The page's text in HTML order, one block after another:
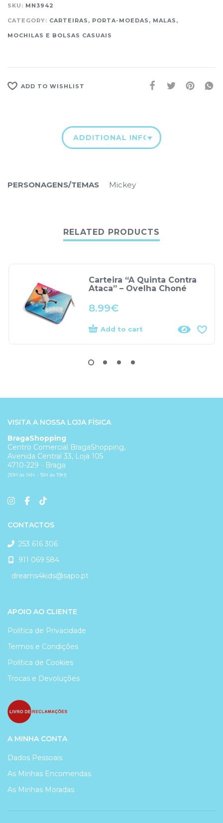
SKU: MN3942
CATEGORY: CARTEIRAS, PORTA-MOEDAS, MALAS,
MOCHILAS E BOLSAS CASUAIS
ADD TO WISHLIST
ADDITIONAL INFORMATION
PERSONAGENS/TEMAS Mickey
RELATED PRODUCTS
Carteira “A Quinta Contra
Ataca” – Ovelha Choné
8.99€
Add to cart
VISITA A NOSSA LOJA FÍSICA
BragaShopping
Centro Comercial BragaShopping,
Avenida Central 33, Loja 105
4710-229 - Braga
(10H às 14H - 15H às 19H)
CONTACTOS
253 616 306
911 069 584
dreams4kids@sapo.pt
APOIO AO CLIENTE
Política de Privacidade
Termos e Condições
Política de Cookies
Trocas e Devoluções
A MINHA CONTA
Dados Pessoais
As Minhas Encomendas
As Minhas Moradas